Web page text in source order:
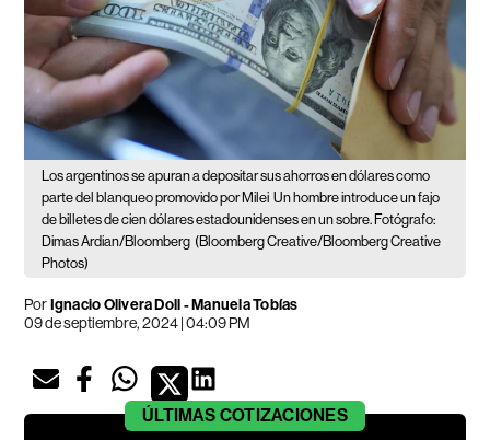
Los argentinos se apuran a depositar sus ahorros en dólares como
parte del blanqueo promovido por Milei Un hombre introduce un fajo
de billetes de cien dólares estadounidenses en un sobre. Fotógrafo:
Dimas Ardian/Bloomberg (Bloomberg Creative/Bloomberg Creative
Photos)
PorIgnacio Olivera Doll - Manuela Tobías
09 de septiembre, 2024 | 04:09 PM
ÚLTIMAS COTIZACIONES